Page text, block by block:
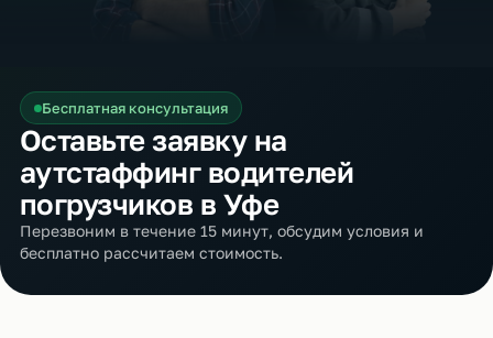
Бесплатная консультация
Оставьте заявку на
аутстаффинг водителей
погрузчиков в Уфе
Перезвоним в течение 15 минут, обсудим условия и
бесплатно рассчитаем стоимость.